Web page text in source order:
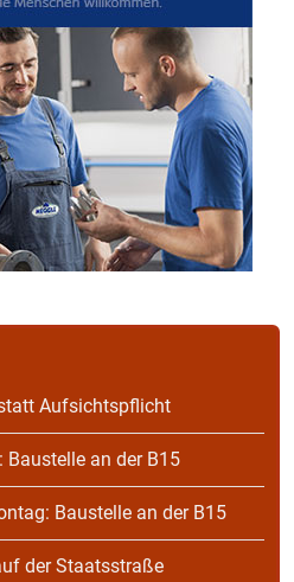
Aufsichtspflicht
Baustelle an der B15
Baustelle an der B15
der Staatsstraße